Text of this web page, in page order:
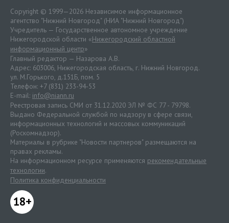
Copyright © 1999—2026 Независимое информационное
агентство "Нижний Новгород" (НИА "Нижний Новгород")
Учредитель — Государственное автономное учреждение
Нижегородской области «Нижегородский областной
информационный центр»
Главный редактор — Назарова А.В.
Адрес: 603006, Нижегородская область, г. Нижний Новгород.
ул. М.Горького, д.151Б, пом. 5
Телефон: +7 (831) 233-94-53
E-mail: info@niann.ru
Реестровая запись СМИ от 31.12.2020 ЭЛ № ФС 77 - 79798.
Выдано Федеральной службой по надзору в сфере связи,
информационных технологий и массовых коммуникаций
(Роскомнадзор).
Материалы в рубрике "Новости партнеров" размещаются на
правах рекламы.
На информационном ресурсе применяются рекомендательные
технологии.
Политика конфиденциальности
18+